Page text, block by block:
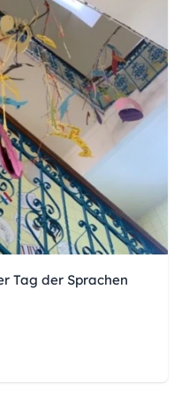
Tag der Sprachen